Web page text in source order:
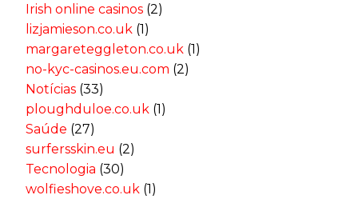
Irish online casinos (2)
lizjamieson.co.uk (1)
margareteggleton.co.uk (1)
no-kyc-casinos.eu.com (2)
Notícias (33)
ploughduloe.co.uk (1)
Saúde (27)
surfersskin.eu (2)
Tecnologia (30)
wolfieshove.co.uk (1)